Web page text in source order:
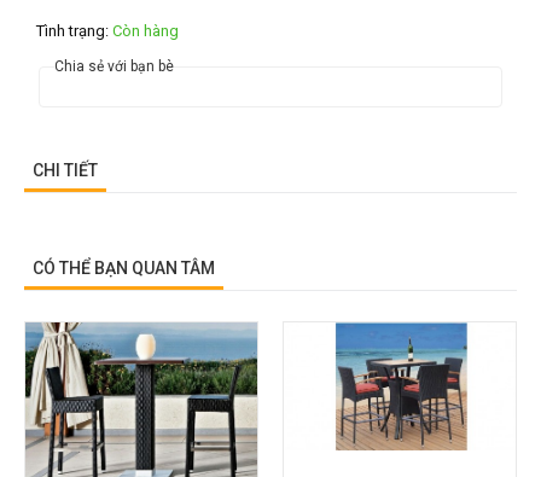
Tình trạng: Còn hàng
Chia sẻ với bạn bè
CHI TIẾT
CÓ THỂ BẠN QUAN TÂM